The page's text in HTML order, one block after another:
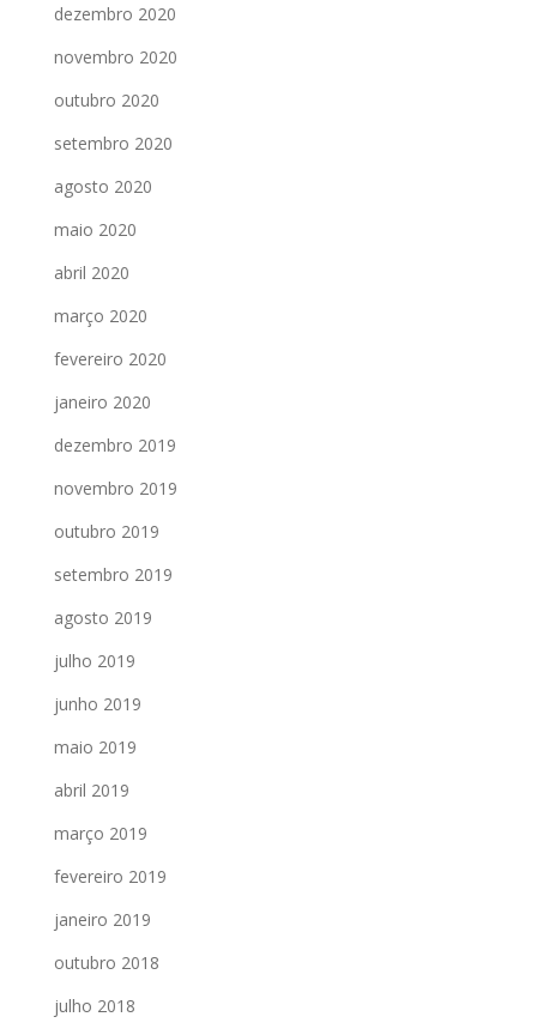
dezembro 2020
novembro 2020
outubro 2020
setembro 2020
agosto 2020
maio 2020
abril 2020
março 2020
fevereiro 2020
janeiro 2020
dezembro 2019
novembro 2019
outubro 2019
setembro 2019
agosto 2019
julho 2019
junho 2019
maio 2019
abril 2019
março 2019
fevereiro 2019
janeiro 2019
outubro 2018
julho 2018